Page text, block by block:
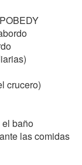
crucero)
baño
las comidas